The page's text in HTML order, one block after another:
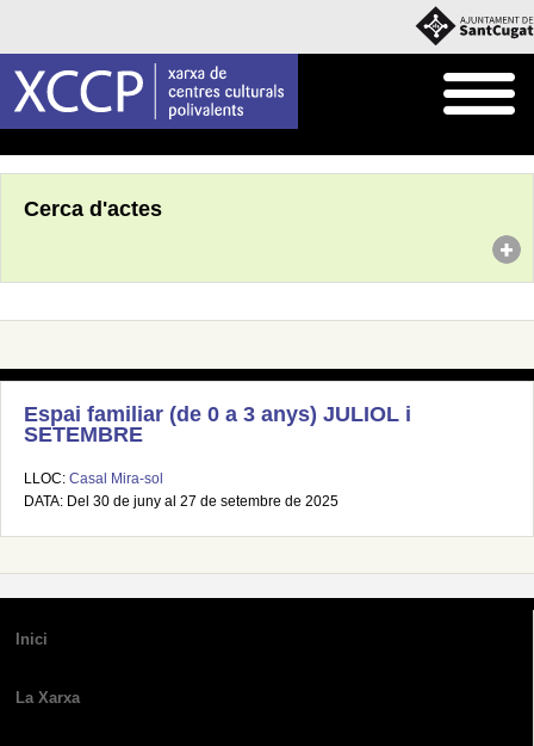
Cerca d'actes
Espai familiar (de 0 a 3 anys) JULIOL i
SETEMBRE
LLOC: Casal Mira-sol
DATA: Del 30 de juny al 27 de setembre de 2025
Inici
La Xarxa